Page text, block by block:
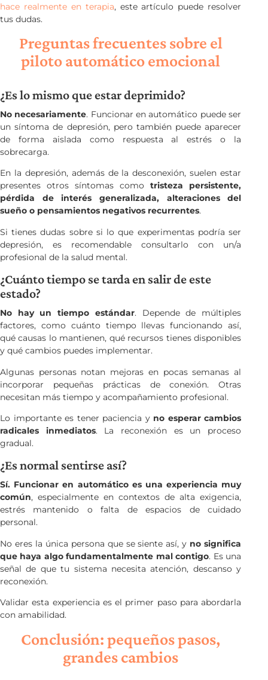
hace realmente en terapia, este artículo puede resolver
tus dudas.
Preguntas frecuentes sobre el
piloto automático emocional
¿Es lo mismo que estar deprimido?
No necesariamente. Funcionar en automático puede ser
un síntoma de depresión, pero también puede aparecer
de forma aislada como respuesta al estrés o la
sobrecarga.
En la depresión, además de la desconexión, suelen estar
presentes otros síntomas comotristeza persistente,
pérdida de interés generalizada, alteraciones del
sueño o pensamientos negativos recurrentes.
Si tienes dudas sobre si lo que experimentas podría ser
depresión, es recomendable consultarlo con un/a
profesional de la salud mental.
¿Cuánto tiempo se tarda en salir de este
estado?
No hay un tiempo estándar. Depende de múltiples
factores, como cuánto tiempo llevas funcionando así,
qué causas lo mantienen, qué recursos tienes disponibles
y qué cambios puedes implementar.
Algunas personas notan mejoras en pocas semanas al
incorporar pequeñas prácticas de conexión. Otras
necesitan más tiempo y acompañamiento profesional.
Lo importante es tener paciencia y no esperar cambios
radicales inmediatos. La reconexión es un proceso
gradual.
¿Es normal sentirse así?
Sí. Funcionar en automático es una experiencia muy
común, especialmente en contextos de alta exigencia,
estrés mantenido o falta de espacios de cuidado
personal.
No eres la única persona que se siente así, y no significa
que haya algo fundamentalmente mal contigo. Es una
señal de que tu sistema necesita atención, descanso y
reconexión.
Validar esta experiencia es el primer paso para abordarla
con amabilidad.
Conclusión: pequeños pasos,
grandes cambios